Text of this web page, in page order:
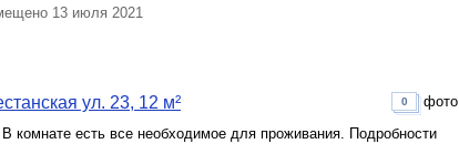
13 июля 2021
ул. 23, 12 м²
комнате есть все необходимое для проживания. Подробности
0 фото